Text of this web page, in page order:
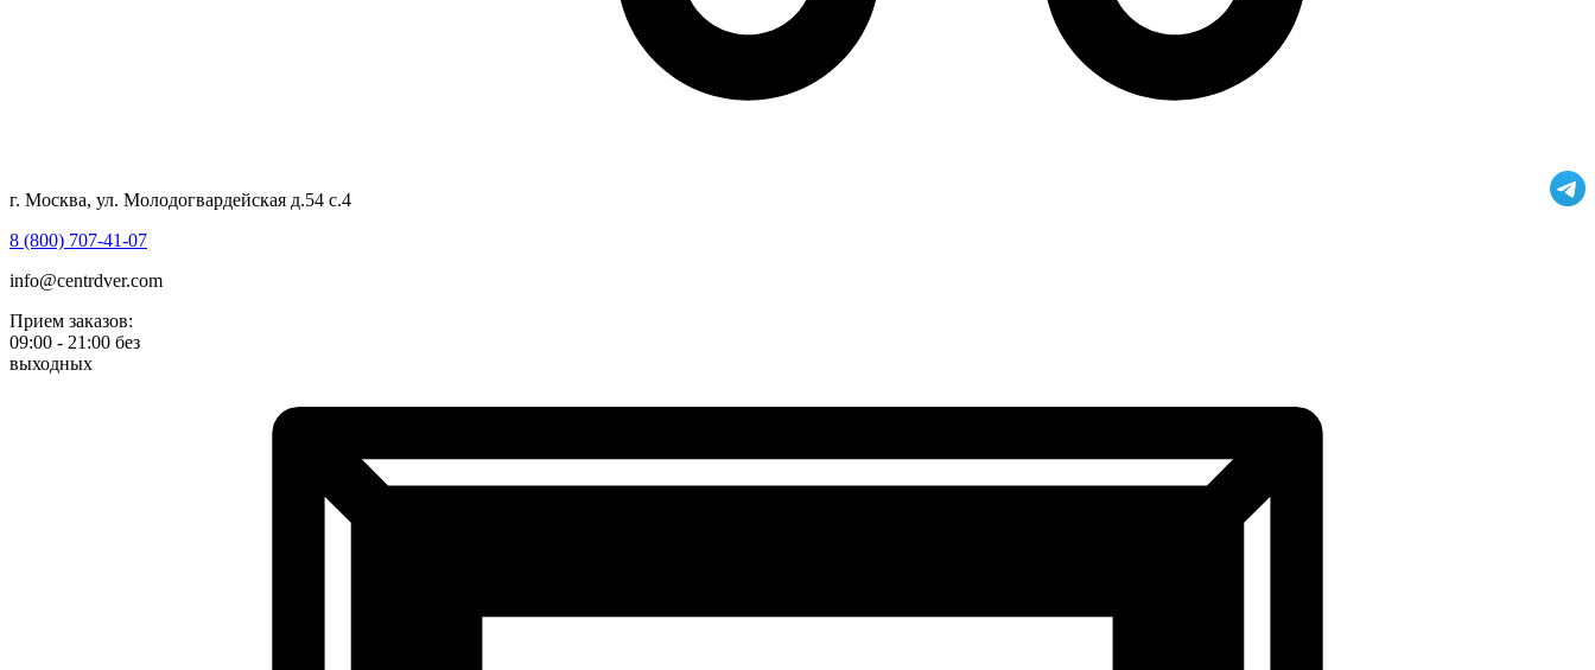
г. Москва, ул. Молодогвардейская д.54 с.4
8 (800) 707-41-07
info@centrdver.com
Прием заказов:
09:00 - 21:00 без
выходных